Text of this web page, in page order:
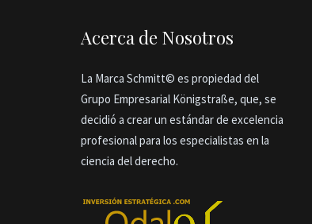
Acerca de Nosotros
La Marca Schmitt© es propiedad del
Grupo Empresarial Königstraße, que, se
decidió a crear un estándar de excelencia
profesional para los especialistas en la
ciencia del derecho.